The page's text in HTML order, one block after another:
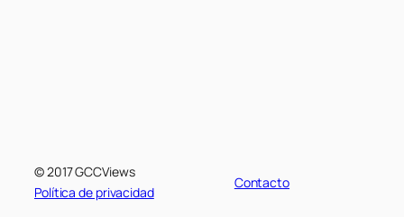
© 2017 GCCViews
Política de privacidad
Contacto